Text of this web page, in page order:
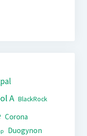
A BlackRock
Corona
Duogynon